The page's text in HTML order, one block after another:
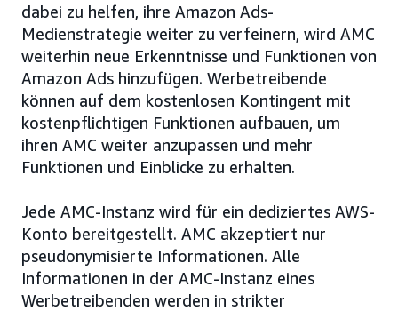
dabei zu helfen, ihre Amazon Ads-
Medienstrategie weiter zu verfeinern, wird AMC
weiterhin neue Erkenntnisse und Funktionen von
Amazon Ads hinzufügen. Werbetreibende
können auf dem kostenlosen Kontingent mit
kostenpflichtigen Funktionen aufbauen, um
ihren AMC weiter anzupassen und mehr
Funktionen und Einblicke zu erhalten.
Jede AMC-Instanz wird für ein dediziertes AWS-
Konto bereitgestellt. AMC akzeptiert nur
pseudonymisierte Informationen. Alle
Informationen in der AMC-Instanz eines
Werbetreibenden werden in strikter